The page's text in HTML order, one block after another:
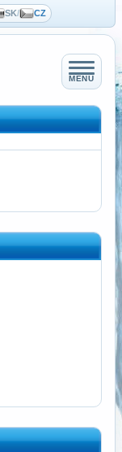
SK/ CZ
MENU